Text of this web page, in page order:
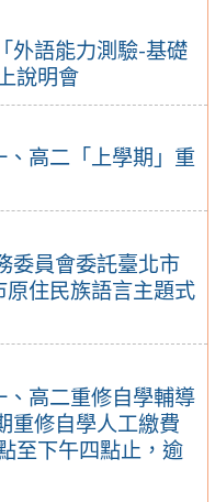
外語能力測驗-基礎
說明會
、高二「上學期」重
委員會委託臺北市
住民族語言主題式
、高二重修自學輔導
重修自學人工繳費
至下午四點止，逾